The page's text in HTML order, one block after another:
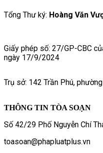
Tổng Thư ký: Hoàng Văn
Giấy phép số: 27/GP-CBC
ngày 17/9/2024
Trụ sở: 142 Trần Phú,
THÔNG TIN TÒA SOẠN
Số 42/29 Phố Nguyễn Chí
toasoan@phapluatplus.vn